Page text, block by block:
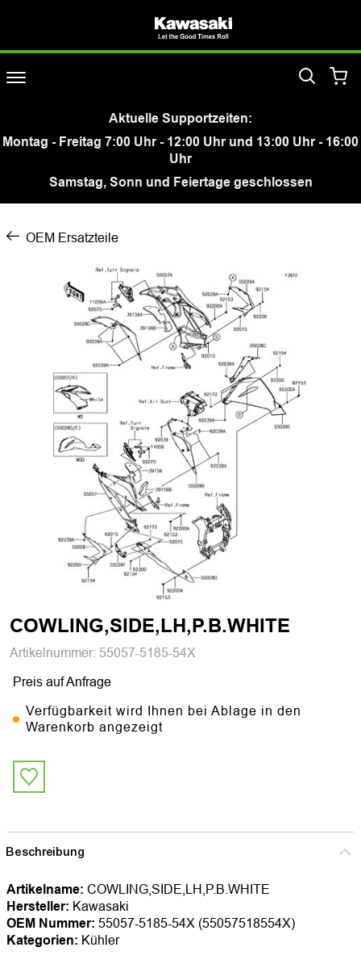
Aktuelle Supportzeiten:
Montag - Freitag 7:00 Uhr - 12:00 Uhr und 13:00 Uhr - 16:00
Uhr
Samstag, Sonn und Feiertage geschlossen
OEM Ersatzteile
COWLING,SIDE,LH,P.B.WHITE
Artikelnummer: 55057-5185-54X
Preis auf Anfrage
Verfügbarkeit wird Ihnen bei Ablage in den
Warenkorb angezeigt
Beschreibung
Artikelname: COWLING,SIDE,LH,P.B.WHITE
Hersteller: Kawasaki
OEM Nummer: 55057-5185-54X (55057518554X)
Kategorien: Kühler